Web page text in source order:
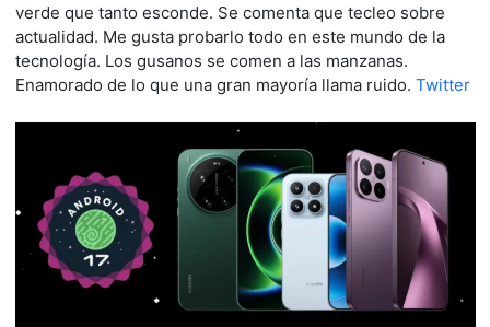
verde que tanto esconde. Se comenta que tecleo sobre
actualidad. Me gusta probarlo todo en este mundo de la
tecnología. Los gusanos se comen a las manzanas.
Enamorado de lo que una gran mayoría llama ruido. Twitter